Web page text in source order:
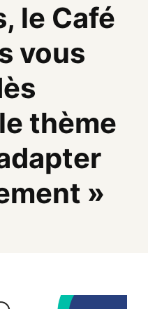
le Café
vous
thème
»